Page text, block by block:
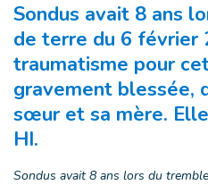
Sondus avait 8 ans
de terre du 6 février
traumatisme pour
gravement blessée,
sœur et sa mère.
HI.
Sondus avait 8 ans lors du